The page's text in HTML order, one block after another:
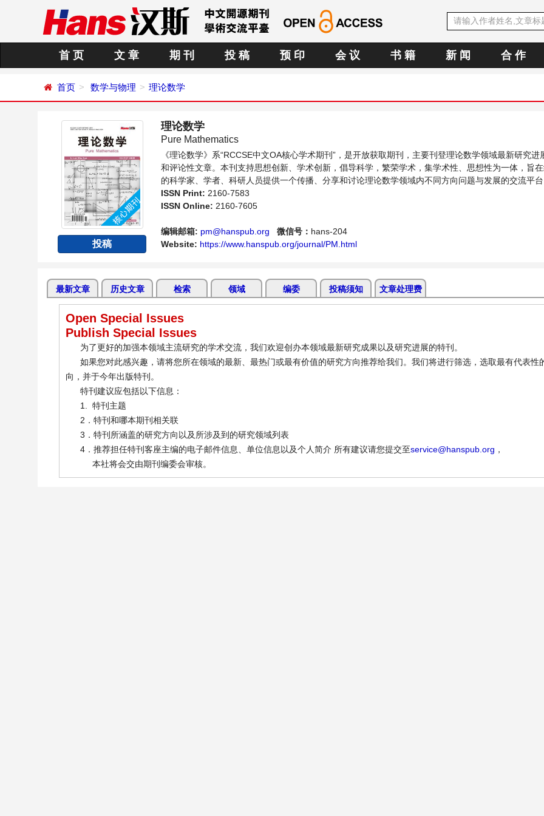
首 页 文 章 期 刊 投 稿 预 印 会 议 书 籍 新 闻 合 作
首页 数学与物理 理论数学
投稿
理论数学
Pure Mathematics
《理论数学》系“RCCSE中文OA核心学术期刊”，是开放获取期刊，主要刊登理论数学领域最新研究进
和评论性文章。本刊支持思想创新、学术创新，倡导科学，繁荣学术，集学术性、思想性为一体，旨
的科学家、学者、科研人员提供一个传播、分享和讨论理论数学领域内不同方向问题与发展的交流平
ISSN Print: 2160-7583
ISSN Online: 2160-7605
编辑邮箱: pm@hanspub.org 微信号： hans-204
Website: https://www.hanspub.org/journal/PM.html
最新文章 历史文章 检索 领域 编委 投稿须知 文章处理费
Open Special Issues
Publish Special Issues
为了更好的加强本领域主流研究的学术交流，我们欢迎创办本领域最新研究成果以及研究进展的特刊。
如果您对此感兴趣，请将您所在领域的最新、最热门或最有价值的研究方向推荐给我们。我们将进行筛选，选取最有代表性
向，并于今年出版特刊。
特刊建议应包括以下信息：
1. 特刊主题
2．特刊和哪本期刊相关联
3．特刊所涵盖的研究方向以及所涉及到的研究领域列表
4．推荐担任特刊客座主编的电子邮件信息、单位信息以及个人简介 所有建议请您提交至service@hanspub.org ，
本社将会交由期刊编委会审核。